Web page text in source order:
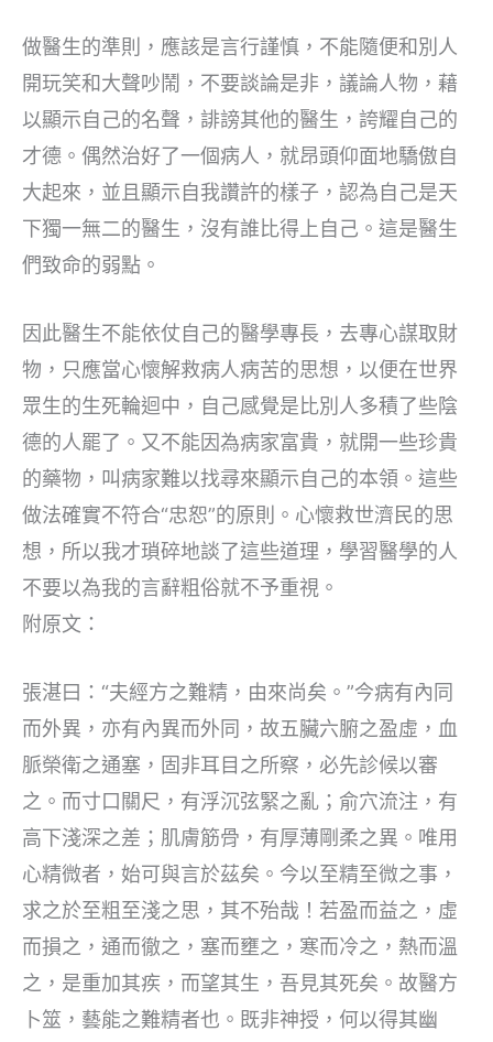
做醫生的準則，應該是言行謹慎，不能隨便和別人
開玩笑和大聲吵鬧，不要談論是非，議論人物，藉
以顯示自己的名聲，誹謗其他的醫生，誇耀自己的
才德。偶然治好了一個病人，就昂頭仰面地驕傲自
大起來，並且顯示自我讚許的樣子，認為自己是天
下獨一無二的醫生，沒有誰比得上自己。這是醫生
們致命的弱點。
因此醫生不能依仗自己的醫學專長，去專心謀取財
物，只應當心懷解救病人病苦的思想，以便在世界
眾生的生死輪迴中，自己感覺是比別人多積了些陰
德的人罷了。又不能因為病家富貴，就開一些珍貴
的藥物，叫病家難以找尋來顯示自己的本領。這些
做法確實不符合“忠恕”的原則。心懷救世濟民的思
想，所以我才瑣碎地談了這些道理，學習醫學的人
不要以為我的言辭粗俗就不予重視。
附原文：
張湛曰：“夫經方之難精，由來尚矣。”今病有內同
而外異，亦有內異而外同，故五臟六腑之盈虛，血
脈榮衛之通塞，固非耳目之所察，必先診候以審
之。而寸口關尺，有浮沉弦緊之亂；俞穴流注，有
高下淺深之差；肌膚筋骨，有厚薄剛柔之異。唯用
心精微者，始可與言於茲矣。今以至精至微之事，
求之於至粗至淺之思，其不殆哉！若盈而益之，虛
而損之，通而徹之，塞而壅之，寒而冷之，熱而溫
之，是重加其疾，而望其生，吾見其死矣。故醫方
卜筮，藝能之難精者也。既非神授，何以得其幽